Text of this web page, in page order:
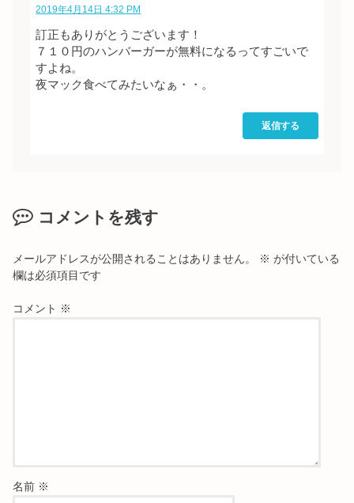
2019年4月14日 4:32 PM
訂正もありがとうございます！
７１０円のハンバーガーが無料になるってすごいで
すよね。
夜マック食べてみたいなぁ・・。
返信する
コメントを残す
メールアドレスが公開されることはありません。 ※ が付いている
欄は必須項目です
コメント ※
名前 ※